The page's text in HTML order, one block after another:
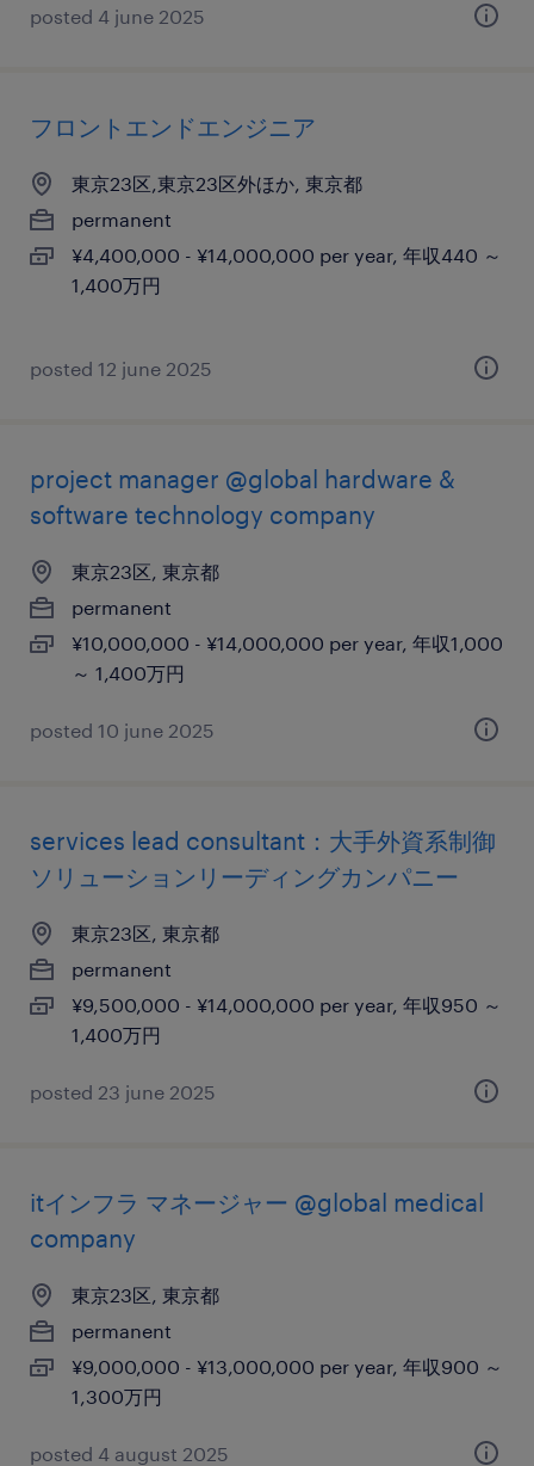
posted 4 june 2025
フロントエンドエンジニア
東京23区,東京23区外ほか, 東京都
permanent
¥4,400,000 - ¥14,000,000 per year, 年収440 ～
1,400万円
posted 12 june 2025
project manager @global hardware &
software technology company
東京23区, 東京都
permanent
¥10,000,000 - ¥14,000,000 per year, 年収1,000
～ 1,400万円
posted 10 june 2025
services lead consultant：大手外資系制御
ソリューションリーディングカンパニー
東京23区, 東京都
permanent
¥9,500,000 - ¥14,000,000 per year, 年収950 ～
1,400万円
posted 23 june 2025
itインフラ マネージャー @global medical
company
東京23区, 東京都
permanent
¥9,000,000 - ¥13,000,000 per year, 年収900 ～
1,300万円
posted 4 august 2025